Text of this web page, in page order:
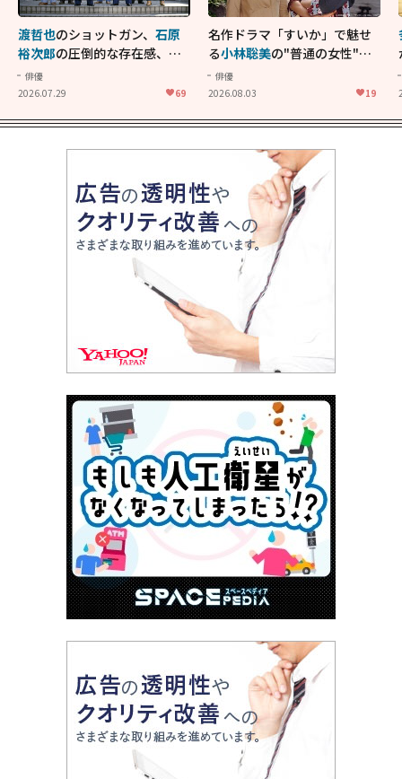
渡哲也のショットガン、 石原
裕次郎の圧倒的な存在感、 舘
ひろし
ン！"大門軍団"のカッコよさ
II」
俳優
2026.07.29
69
名作ドラマ「すいか」で魅せ
る小林聡美の"普通の女性"が
大人に刺さる...映画「かもめ
食堂」にも通じる静かな芝居
俳優
2026.08.03
19